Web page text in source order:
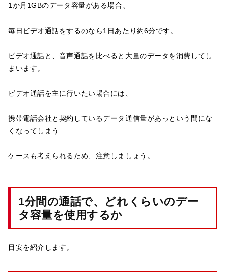
1か月1GBのデータ容量がある場合、
毎日ビデオ通話をするのなら1日あたり約6分です。
ビデオ通話と、音声通話を比べると大量のデータを消費してし
まいます。
ビデオ通話を主に行いたい場合には、
携帯電話会社と契約しているデータ通信量があっという間にな
くなってしまう
ケースも考えられるため、注意しましょう。
1分間の通話で、どれくらいのデー
タ容量を使用するか
目安を紹介します。